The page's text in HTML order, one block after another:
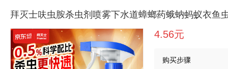
拜灭士呋虫胺杀虫剂喷雾下水道蟑螂药蛾蚋蚂蚁衣鱼
4.56元
购买步骤